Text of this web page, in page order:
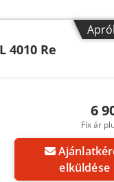
4010 Re
6
Fix ár
Ajánlatkérés
elküldése